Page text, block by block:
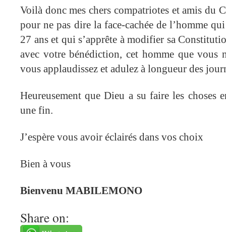
Voilà donc mes chers compatriotes et amis du
pour ne pas dire la face-cachée de l’homme
27 ans et qui s’apprête à modifier sa
avec votre bénédiction, cet homme que vous
vous applaudissez et adulez à longueur des
Heureusement que Dieu a su faire les choses
une fin.
J’espère vous avoir éclairés dans vos choix
Bien à vous
Bienvenu MABILEMONO
Share on: